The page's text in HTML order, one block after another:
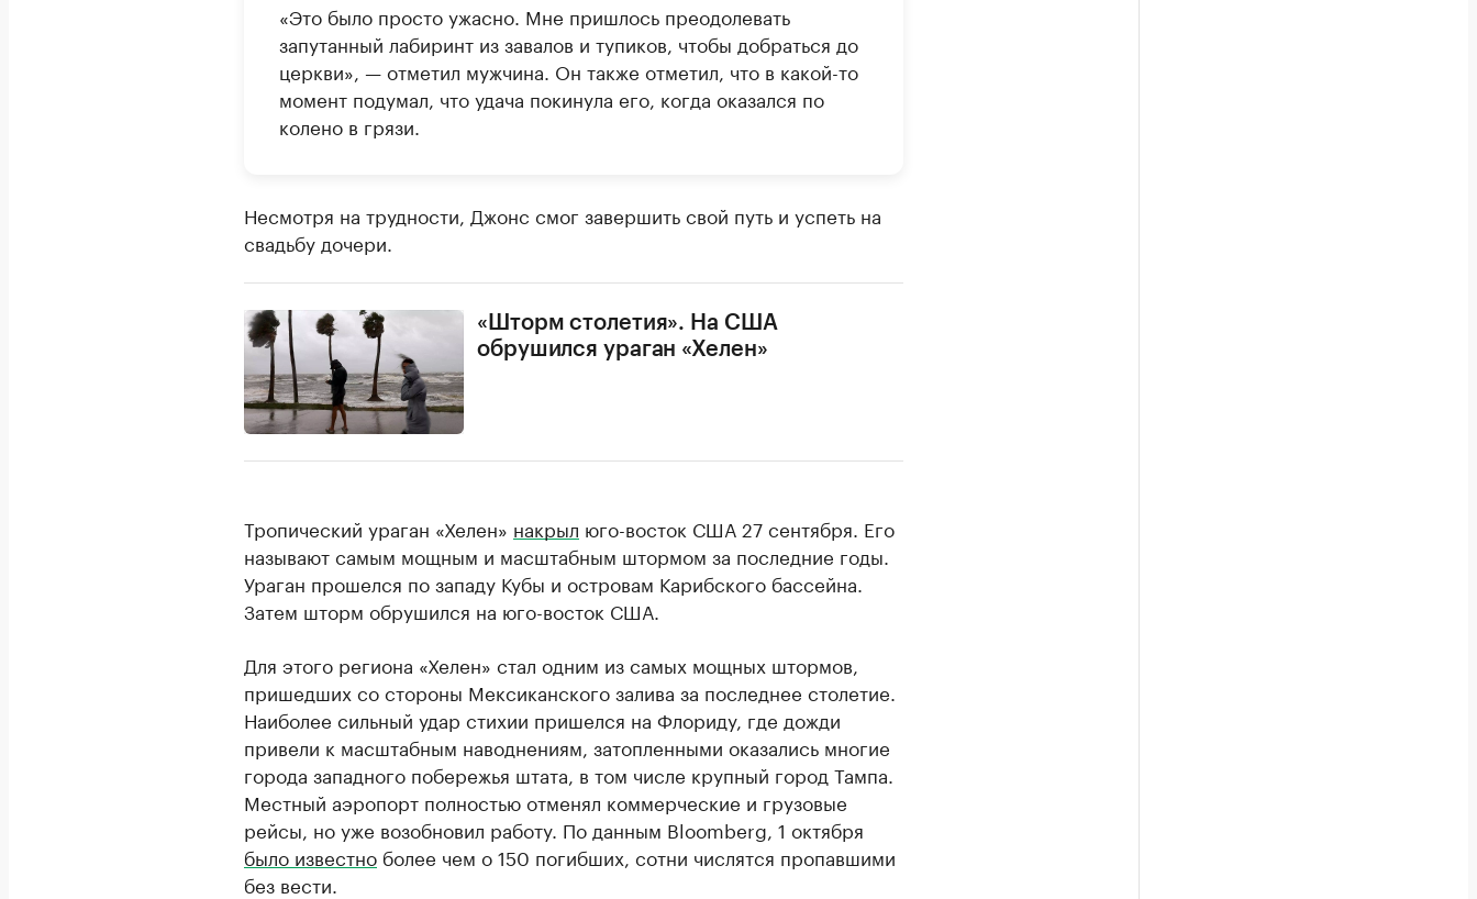
«Это было просто ужасно. Мне пришлось преодолевать
запутанный лабиринт из завалов и тупиков, чтобы добраться до
церкви», — отметил мужчина. Он также отметил, что в какой-то
момент подумал, что удача покинула его, когда оказался по
колено в грязи.
Несмотря на трудности, Джонс смог завершить свой путь и успеть на
свадьбу дочери.
«Шторм столетия». На США
обрушился ураган «Хелен»
Тропический ураган «Хелен» накрыл юго-восток США 27 сентября. Его
называют самым мощным и масштабным штормом за последние годы.
Ураган прошелся по западу Кубы и островам Карибского бассейна.
Затем шторм обрушился на юго-восток США.
Для этого региона «Хелен» стал одним из самых мощных штормов,
пришедших со стороны Мексиканского залива за последнее столетие.
Наиболее сильный удар стихии пришелся на Флориду, где дожди
привели к масштабным наводнениям, затопленными оказались многие
города западного побережья штата, в том числе крупный город Тампа.
Местный аэропорт полностью отменял коммерческие и грузовые
рейсы, но уже возобновил работу. По данным Bloomberg, 1 октября
было известно более чем о 150 погибших, сотни числятся пропавшими
без вести.